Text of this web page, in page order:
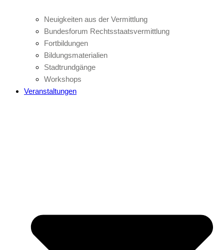
Neuigkeiten aus der Vermittlung
Bundesforum Rechtsstaatsvermittlung
Fortbildungen
Bildungsmaterialien
Stadtrundgänge
Workshops
Veranstaltungen